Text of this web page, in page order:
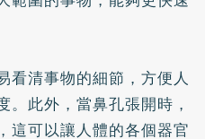
看清事物的細節，方便人
。此外，當鼻孔張開時，
這可以讓人體的各個器官